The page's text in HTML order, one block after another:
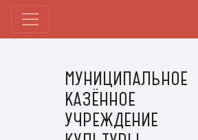
МУНИЦИПАЛЬНОЕ
КАЗЁННОЕ
УЧРЕЖДЕНИЕ